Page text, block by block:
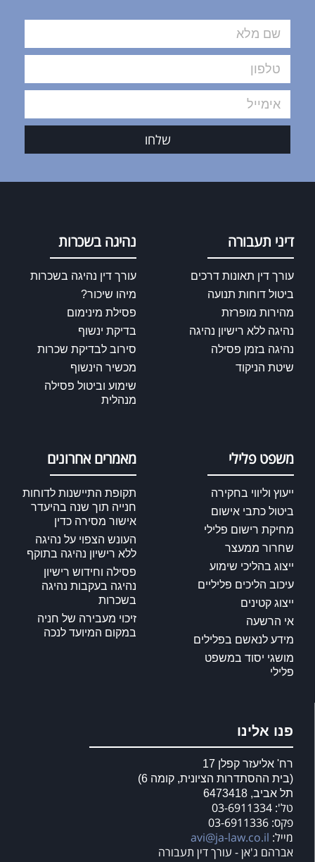
שלחו
דיני תעבורה
עורך דין תאונות דרכים
ביטול דוחות תנועה
מהירות מופרזת
נהיגה ללא רישיון נהיגה
נהיגה בזמן פסילה
שיטת הניקוד
נהיגה בשכרות
עורך דין נהיגה בשכרות
מיהו שיכור?
פסילת מינימום
בדיקת ינשוף
סירוב לבדיקת שכרות
מכשיר הינשוף
שימוע וביטול פסילה
מנהלית
משפט פלילי
ייעוץ וליווי בחקירה
ביטול כתבי אישום
מחיקת רישום פלילי
שחרור ממעצר
ייצוג בהליכי שימוע
עיכוב הליכים פליליים
ייצוג קטינים
אי הרשעה
מידע לנאשם בפלילים
מושגי יסוד במשפט
פלילי
מאמרים אחרונים
תקופת התיישנות לדוחות
חנייה תוך שנה בהיעדר
אישור מסירה כדין
העונש הצפוי על נהיגה
ללא רישיון נהיגה בתוקף
פסילה וחידוש רישיון
נהיגה בעקבות נהיגה
בשכרות
זיכוי מעבירה של חניה
במקום המיועד לנכה
פנו אלינו
רח' אליעזר קפלן 17
(בית ההסתדרות הציונית, קומה 6)
תל אביב, 6473418
טל': 03-6911334
פקס: 03-6911336
מייל: avi@ja-law.co.il
אברהם ג'אן - עורך דין תעבורה